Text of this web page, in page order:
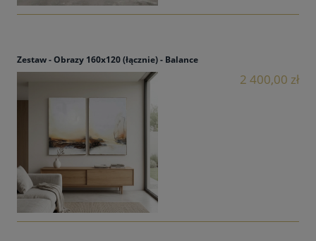
Zestaw - Obrazy 160x120 (łącznie) - Balance
2 400,00 zł